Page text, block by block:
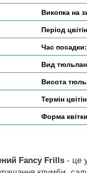
Викопка на
Період
Час посадки:
Вид
Висота
Термін
Форма
Fancy Frills - це